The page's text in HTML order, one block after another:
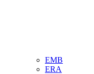
EMB
ERA